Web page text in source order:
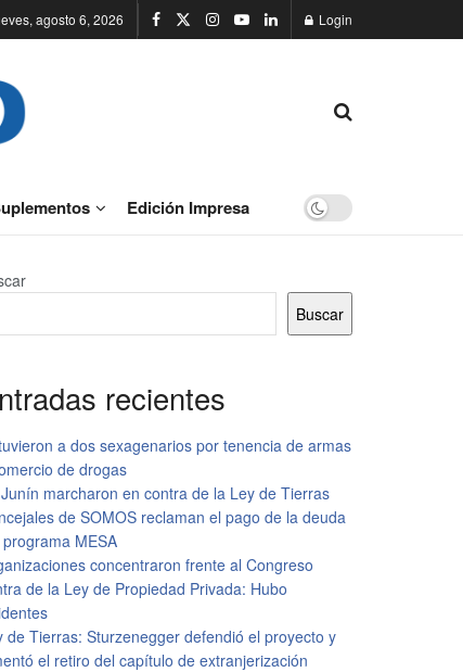
agosto 6, 2026 Login
Edición Impresa
Buscar
recientes
a dos sexagenarios por tenencia de armas
de drogas
marcharon en contra de la Ley de Tierras
de SOMOS reclaman el pago de la deuda
MESA
concentraron frente al Congreso
de la Ley de Propiedad Privada: Hubo
de Tierras: Sturzenegger defendió el proyecto y
el retiro del capítulo de extranjerización